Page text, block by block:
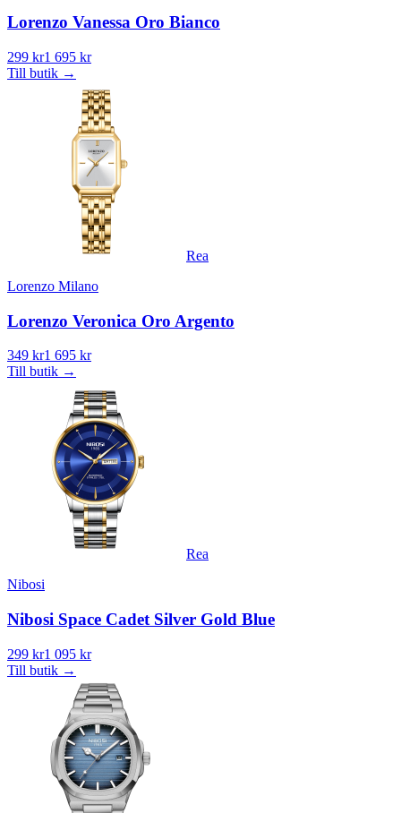
Lorenzo Vanessa Oro Bianco
299 kr1 695 kr
Till butik →
Rea
Lorenzo Milano
Lorenzo Veronica Oro Argento
349 kr1 695 kr
Till butik →
Rea
Nibosi
Nibosi Space Cadet Silver Gold Blue
299 kr1 095 kr
Till butik →